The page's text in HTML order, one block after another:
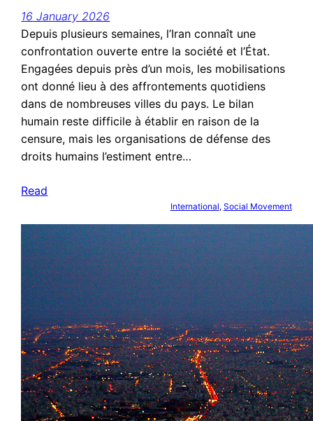
16 January 2026
Depuis plusieurs semaines, l’Iran connaît une
confrontation ouverte entre la société et l’État.
Engagées depuis près d’un mois, les mobilisations
ont donné lieu à des affrontements quotidiens
dans de nombreuses villes du pays. Le bilan
humain reste difficile à établir en raison de la
censure, mais les organisations de défense des
droits humains l’estiment entre…
Read
International, Social Movement